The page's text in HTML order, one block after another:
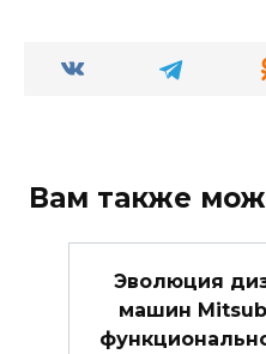
Вам также
Эволюция
машин